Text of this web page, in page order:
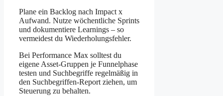
Plane ein Backlog nach Impact x
Aufwand. Nutze wöchentliche Sprints
und dokumentiere Learnings – so
vermeidest du Wiederholungsfehler.
Bei Performance Max solltest du
eigene Asset-Gruppen je Funnelphase
testen und Suchbegriffe regelmäßig in
den Suchbegriffen-Report ziehen, um
Steuerung zu behalten.